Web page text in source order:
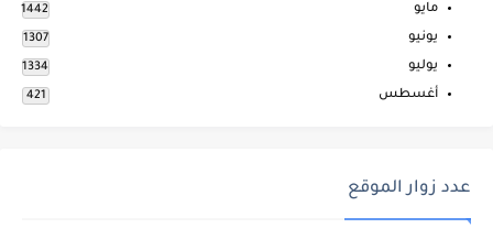
مايو 1442
يونيو 1307
يوليو 1334
أغسطس 421
عدد زوار الموقع